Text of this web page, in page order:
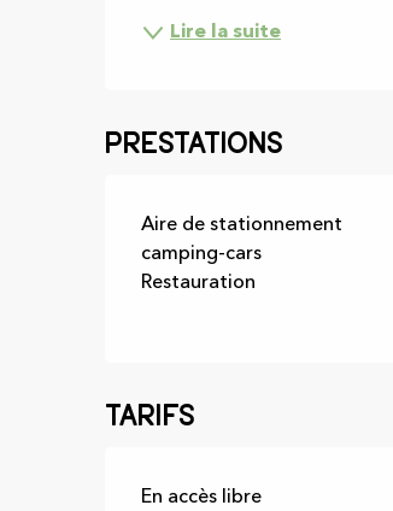
Lire la suite
Prestations
Aire de stationnement
camping-cars
Restauration
Tarifs
En accès libre